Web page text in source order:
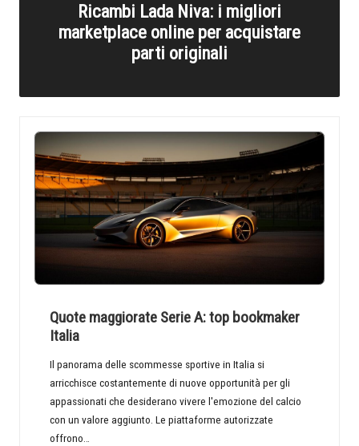
Ricambi Lada Niva: i migliori
marketplace online per acquistare
parti originali
Quote maggiorate Serie A: top bookmaker
Italia
Il panorama delle scommesse sportive in Italia si
arricchisce costantemente di nuove opportunità per gli
appassionati che desiderano vivere l'emozione del calcio
con un valore aggiunto. Le piattaforme autorizzate
offrono…